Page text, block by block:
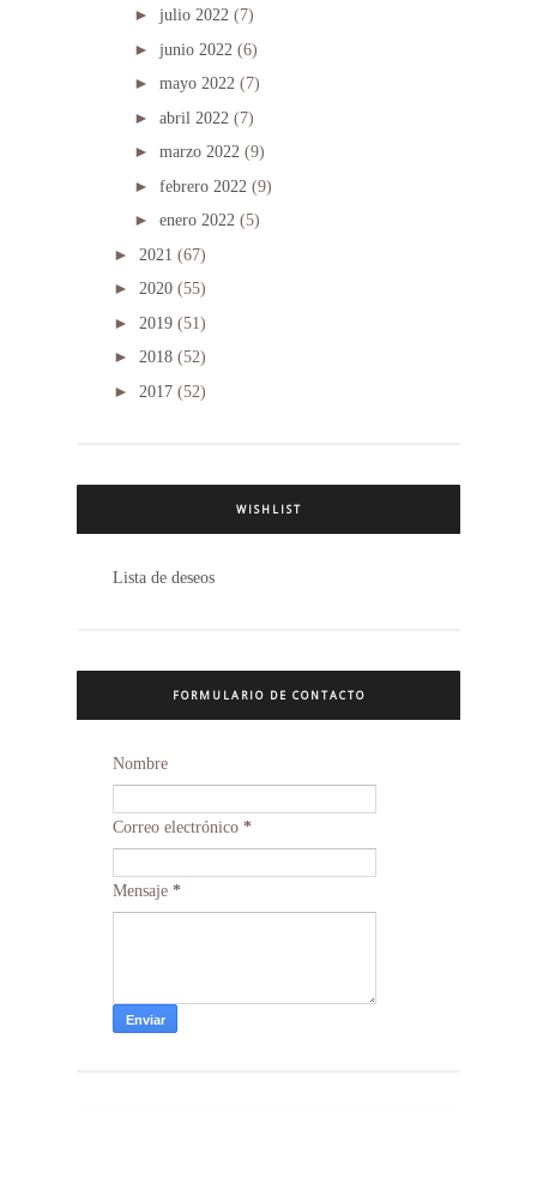
► julio 2022 (7)
► junio 2022 (6)
► mayo 2022 (7)
► abril 2022 (7)
► marzo 2022 (9)
► febrero 2022 (9)
► enero 2022 (5)
► 2021 (67)
► 2020 (55)
► 2019 (51)
► 2018 (52)
► 2017 (52)
WISHLIST
Lista de deseos
FORMULARIO DE CONTACTO
Nombre
Correo electrónico *
Mensaje *